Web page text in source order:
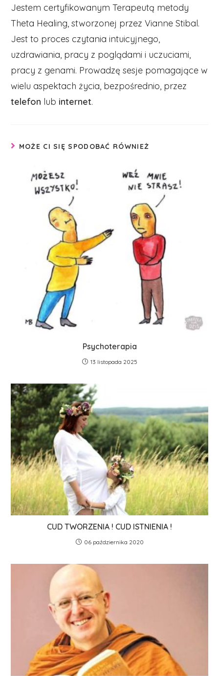
Jestem certyfikowanym Terapeutą metody
Theta Healing, stworzonej przez Vianne Stibal.
Jest to proces czytania intuicyjnego,
uzdrawiania, pracy z poglądami i uczuciami,
pracy z genami. Prowadzę sesje pomagające w
wielu aspektach życia, bezpośrednio, przez
telefon lub internet.
MOŻE CI SIĘ SPODOBAĆ RÓWNIEŻ
Psychoterapia
13 listopada 2025
CUD TWORZENIA ! CUD ISTNIENIA !
06 października 2020